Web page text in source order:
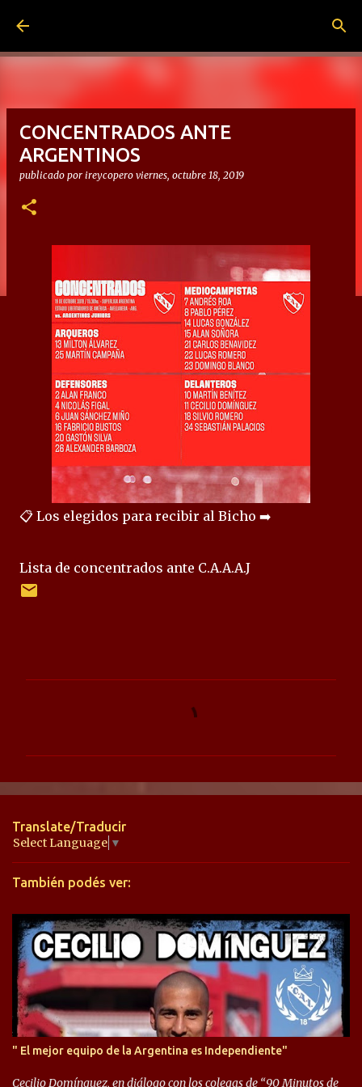
CONCENTRADOS ANTE
ARGENTINOS
publicado por ireycopero viernes, octubre 18, 2019
📋 Los elegidos para recibir al Bicho‬ ➡️
‪Lista de concentrados ante C.A.A.A.J
n
a
r
i
s
Translate/Traducir
Select Language ▼
También podés ver:
" El mejor equipo de la Argentina es Independiente"
Cecilio Domínguez, en diálogo con los colegas de “90 Minutos de